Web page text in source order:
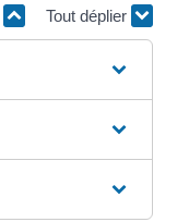
Tout déplier